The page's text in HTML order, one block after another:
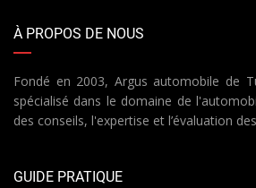
À PROPOS DE NOUS
Fondé en 2003, Argus automobile de
spécialisé dans le domaine de
des conseils, l'expertise et l’évaluation
GUIDE PRATIQUE